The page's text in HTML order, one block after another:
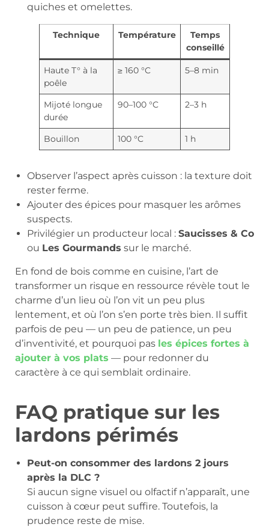
quiches et omelettes.
Technique Température
Temps
conseillé
Haute T° à la
poêle
≥ 160 °C 5–8 min
Mijoté longue
durée
90–100 °C 2–3 h
Bouillon 100 °C 1 h
Observer l’aspect après cuisson : la texture doit
rester ferme.
Ajouter des épices pour masquer les arômes
suspects.
Privilégier un producteur local : Saucisses & Co
ou Les Gourmands sur le marché.
En fond de bois comme en cuisine, l’art de
transformer un risque en ressource révèle tout le
charme d’un lieu où l’on vit un peu plus
lentement, et où l’on s’en porte très bien. Il suffit
parfois de peu — un peu de patience, un peu
d’inventivité, et pourquoi pas les épices fortes à
ajouter à vos plats — pour redonner du
caractère à ce qui semblait ordinaire.
FAQ pratique sur les
lardons périmés
Peut-on consommer des lardons 2 jours
après la DLC ?
Si aucun signe visuel ou olfactif n’apparaît, une
cuisson à cœur peut suffire. Toutefois, la
prudence reste de mise.